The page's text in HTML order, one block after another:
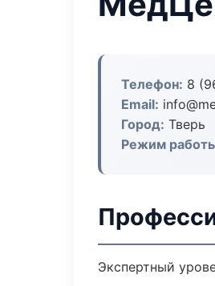
Телефон: 8
Email:
Город: Тверь
Режим
Экспертный